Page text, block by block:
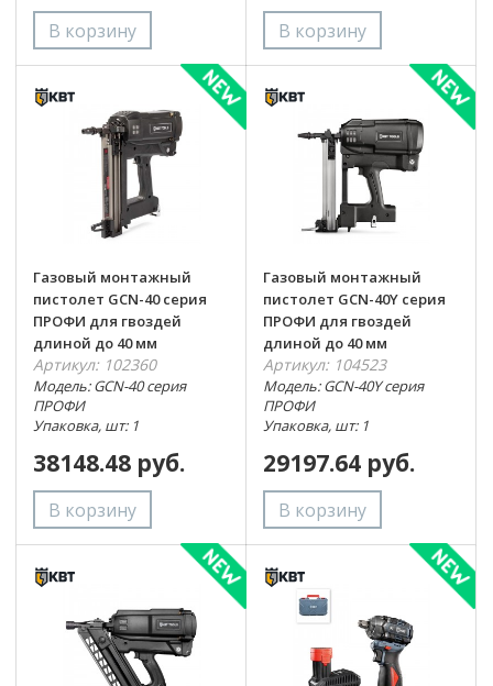
Газовый монтажный
пистолет GCN-40 серия
ПРОФИ для гвоздей
длиной до 40 мм
Артикул: 102360
Модель: GCN-40 серия
ПРОФИ
Упаковка, шт: 1
38148.48 руб.
Газовый монтажный
пистолет GCN-40Y серия
ПРОФИ для гвоздей
длиной до 40 мм
Артикул: 104523
Модель: GCN-40Y серия
ПРОФИ
Упаковка, шт: 1
29197.64 руб.